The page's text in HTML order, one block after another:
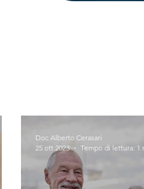
Doc Alberto Cerasari
25 ott 2023
Tempo di lettura: 1